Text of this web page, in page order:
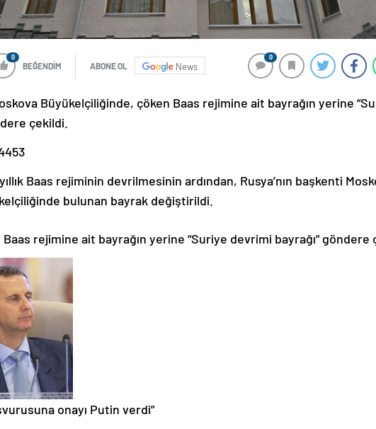
0
BEĞENDİM ABONE OL News
0
Büyükelçiliğinde, çöken Baas rejimine ait bayrağın yerine
çekildi.
Baas rejiminin devrilmesinin ardından, Rusya’nın başkenti
bulunan bayrak değiştirildi.
rejimine ait bayrağın yerine “Suriye devrimi bayrağı” göndere
onayı Putin verdi”